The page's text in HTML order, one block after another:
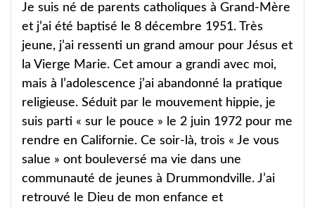
Je suis né de parents catholiques à Grand-Mère
et j’ai été baptisé le 8 décembre 1951. Très
jeune, j’ai ressenti un grand amour pour Jésus et
la Vierge Marie. Cet amour a grandi avec moi,
mais à l’adolescence j’ai abandonné la pratique
religieuse. Séduit par le mouvement hippie, je
suis parti « sur le pouce » le 2 juin 1972 pour me
rendre en Californie. Ce soir-là, trois « Je vous
salue » ont bouleversé ma vie dans une
communauté de jeunes à Drummondville. J’ai
retrouvé le Dieu de mon enfance et